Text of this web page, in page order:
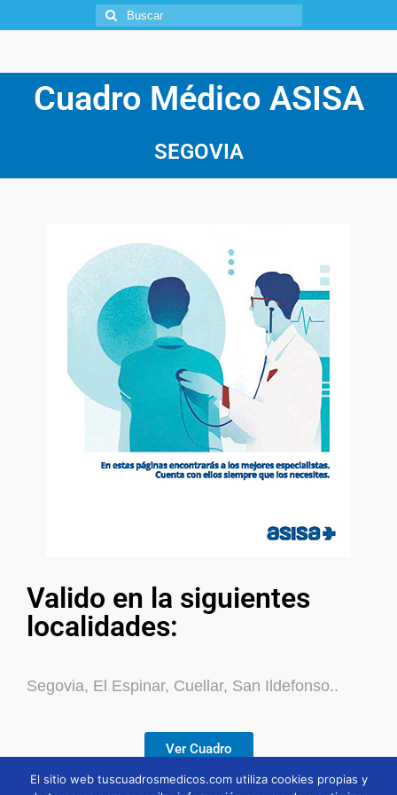
Cuadro Médico ASISA
SEGOVIA
Valido en la siguientes
localidades:
Segovia, El Espinar, Cuellar, San Ildefonso..
Ver Cuadro
El sitio web tuscuadrosmedicos.com utiliza cookies propias y